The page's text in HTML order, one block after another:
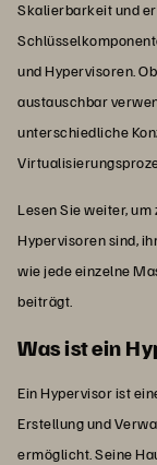
Skalierbarkeit und
und Hypervisoren.
austauschbar
unterschiedliche
Lesen Sie weiter,
Hypervisoren sind,
wie jede einzelne
beiträgt.
Was ist ein
Ein Hypervisor ist
Erstellung und
ermöglicht. Seine